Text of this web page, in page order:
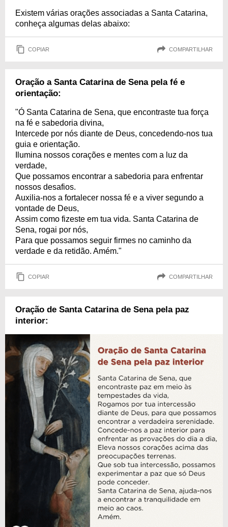
Existem várias orações associadas a Santa Catarina,
conheça algumas delas abaixo:
COPIAR COMPARTILHAR
Oração a Santa Catarina de Sena pela fé e
orientação:
"Ó Santa Catarina de Sena, que encontraste tua força
na fé e sabedoria divina,
Intercede por nós diante de Deus, concedendo-nos tua
guia e orientação.
Ilumina nossos corações e mentes com a luz da
verdade,
Que possamos encontrar a sabedoria para enfrentar
nossos desafios.
Auxilia-nos a fortalecer nossa fé e a viver segundo a
vontade de Deus,
Assim como fizeste em tua vida. Santa Catarina de
Sena, rogai por nós,
Para que possamos seguir firmes no caminho da
verdade e da retidão. Amém."
COPIAR COMPARTILHAR
Oração de Santa Catarina de Sena pela paz
interior: